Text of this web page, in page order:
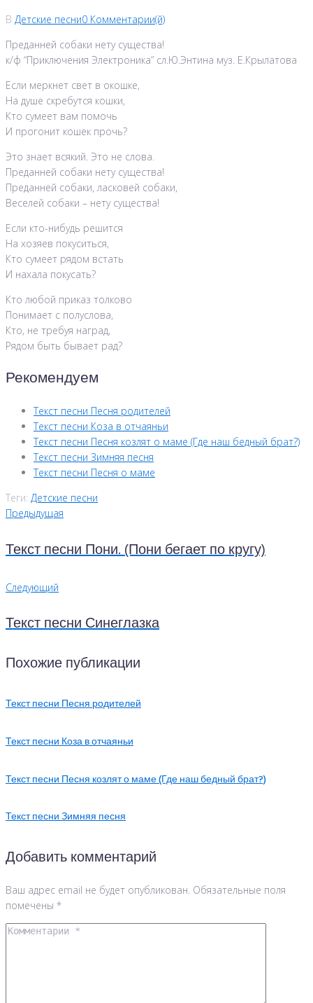
В Детские песни0 Комментарии(й)
Преданней собаки нету существа!
к/ф “Приключения Электроника” сл.Ю.Энтина муз. Е.Крылатова
Если меркнет свет в окошке,
Hа душе скребутся кошки,
Кто сумеет вам помочь
И прогонит кошек прочь?
Это знает всякий. Это не слова.
Преданней собаки нету существа!
Преданней собаки, ласковей собаки,
Веселей собаки – нету существа!
Если кто-нибудь решится
Hа хозяев покуситься,
Кто сумеет рядом встать
И нахала покусать?
Кто любой приказ толково
Понимает с полуслова,
Кто, не требуя наград,
Рядом быть бывает рад?
Рекомендуем
Текст песни Песня родителей
Текст песни Коза в отчаяньи
Текст песни Песня козлят о маме (Где наш бедный брат?)
Текст песни Зимняя песня
Текст песни Песня о маме
Теги: Детские песни
Предыдущая
Текст песни Пони. (Пони бегает по кругу)
Следующий
Текст песни Синеглазка
Похожие публикации
Текст песни Песня родителей
Текст песни Коза в отчаяньи
Текст песни Песня козлят о маме (Где наш бедный брат?)
Текст песни Зимняя песня
Добавить комментарий
Ваш адрес email не будет опубликован. Обязательные поля
помечены *